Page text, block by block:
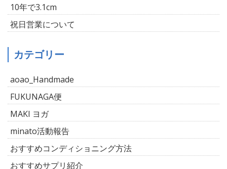
10年で3.1cm
祝日営業について
カテゴリー
aoao_Handmade
FUKUNAGA便
MAKI ヨガ
minato活動報告
おすすめコンディショニング方法
おすすめサプリ紹介